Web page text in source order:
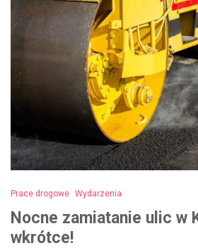
Prace drogowe Wydarzenia
Nocne zamiatanie ulic w
wkrótce!